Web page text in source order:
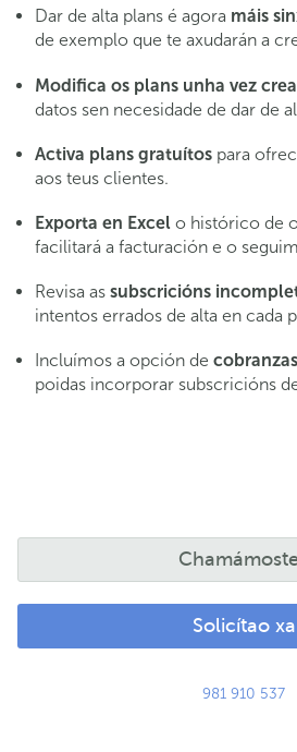
Dar de alta plans é agora máis
de exemplo que te axudarán a
Modifica os plans unha vez
datos sen necesidade de dar de
Activa plans gratuítos para
aos teus clientes.
Exporta en Excel o histórico de
facilitará a facturación e o
Revisa as subscricións
intentos errados de alta en cada
Incluímos a opción de
poidas incorporar subscricións
Solicítao xa
981 910 537